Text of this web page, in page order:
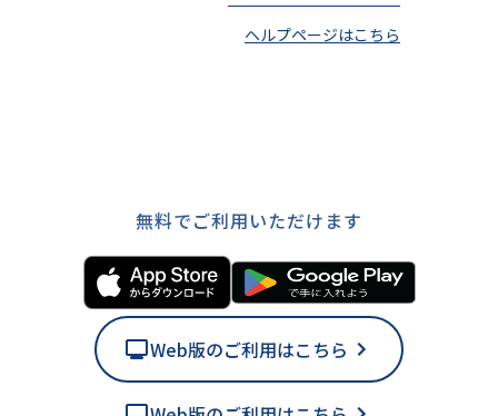
ヘルプページはこちら
無料でご利用いただけます
Web版のご利用はこちら